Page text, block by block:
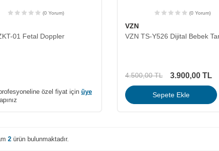
(0 Yorum)
01 Fetal Doppler
özel fiyat için üye
(0 Yorum)
VZN
VZN TS-Y526 Dijital Bebek
4.500,00TL 3.900,00TL
Sepete Ekle
2 ürün bulunmaktadır.